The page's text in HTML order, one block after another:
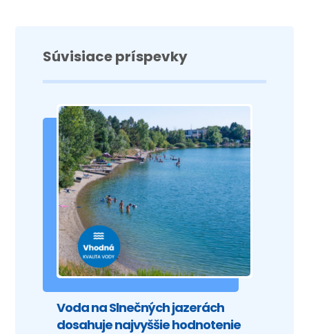
Súvisiace príspevky
Voda na Slnečných jazerách
dosahuje najvyššie hodnotenie